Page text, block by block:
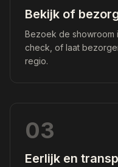
Bekijk of
Bezoek de showroom
check, of laat
regio.
03
Eerlijk en